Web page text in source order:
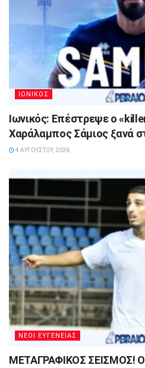
ΙΩΝΙΚΟΣ
Ιωνικός: Επέστρεψε ο
Χαράλαμπος Σάμιος ξανά
4 ΑΥΓΟΎΣΤΟΥ, 2026
ΝΕΟΙ ΕΥΓΕΝΕΙΑΣ
ΜΕΤΑΓΡΑΦΙΚΟΣ ΣΕΙΣΜΟΣ!